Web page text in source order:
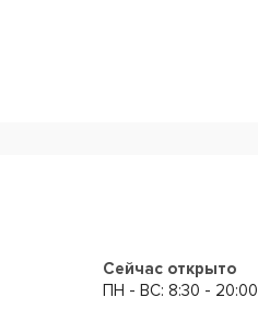
Сейчас открыто
ПН - ВС: 8:30 - 20:00